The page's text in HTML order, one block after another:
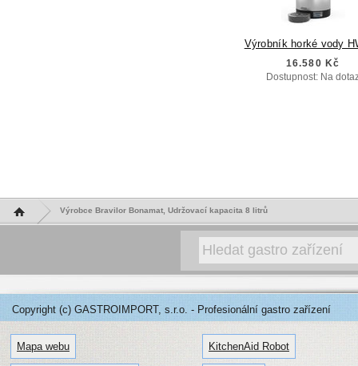
16.580 Kč
Dostupnost: Na
Hlavní stránka Výrobce Bravilor Bonamat, Udržovací kapacita 8 litrů
Copyright (c) GASTROIMPORT, s.r.o. - Profesionální gastro zařízení
Mapa webu KitchenAid Robot